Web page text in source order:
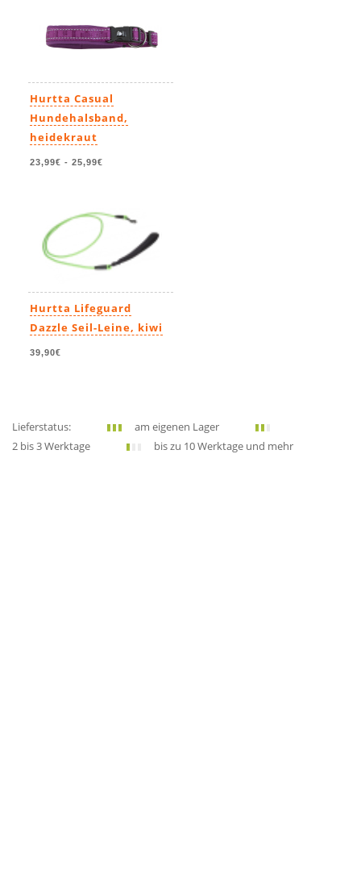
Hurtta Casual
Hundehalsband,
heidekraut
23,99€ - 25,99€
Hurtta Lifeguard
Dazzle Seil-Leine, kiwi
39,90€
Lieferstatus:
am eigenen Lager
2 bis 3 Werktage
bis zu 10 Werktage und mehr